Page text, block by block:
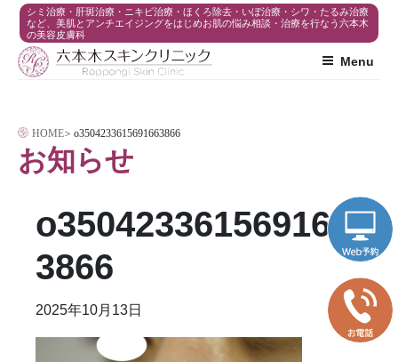
シミ治療・肝斑治療・ニキビ治療・ほくろ除去・いぼ治療・シワ・たるみ治療
など、美肌とアンチエイジングをはじめお肌の悩み相談・治療を行なう六本木
の美容皮膚科
Menu
HOME> o3504233615691663866
お知らせ
o350423361569166
3866
2025年10月13日